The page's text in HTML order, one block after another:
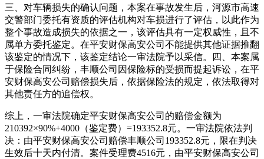
三、对车辆损失的确认问题，本案在事故发生后，河源市高速
交警部门委托有资质的评估机构对车损进行了评估，以此作为
整个事故造成损失的依据之一，该评估具有一定权威性，且不
属单方委托鉴定。在平安财保高安公司不能提供其他证据推翻
该鉴定的情况下，该鉴定结论一审法院予以采信。四、本案属
于保险合同纠纷，丰顺公司因保险标的受损而提起诉讼，在平
安财保高安公司赔偿损失后，依据保险法的规定，依法取得对
其他责任方的追偿权。
综上，一审法院确定平安财保高安公司的赔偿金额为
210392×90%+4000（鉴定费）=193352.8元。一审法院依法判
决：由平安财保高安公司赔偿丰顺公司193352.8元，限在判决
生效后十天内付清。案件受理费4516元，由平安财保高安公司